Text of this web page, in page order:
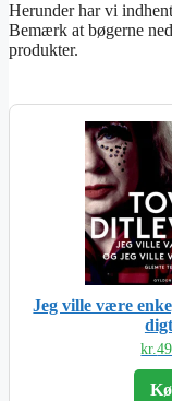
Herunder har vi
Bemærk at bøgerne
produkter.
Jeg ville være
kr.